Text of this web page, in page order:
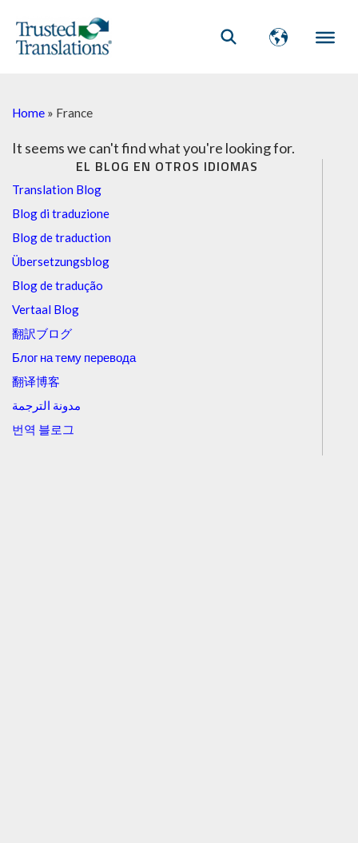
EL BLOG EN OTROS IDIOMAS
Translation Blog
Blog di traduzione
Blog de traduction
Übersetzungsblog
Blog de tradução
Vertaal Blog
翻訳ブログ
Блог на тему перевода
翻译博客
مدونة الترجمة
번역 블로그
Home » France
It seems we can't find what you're looking for.